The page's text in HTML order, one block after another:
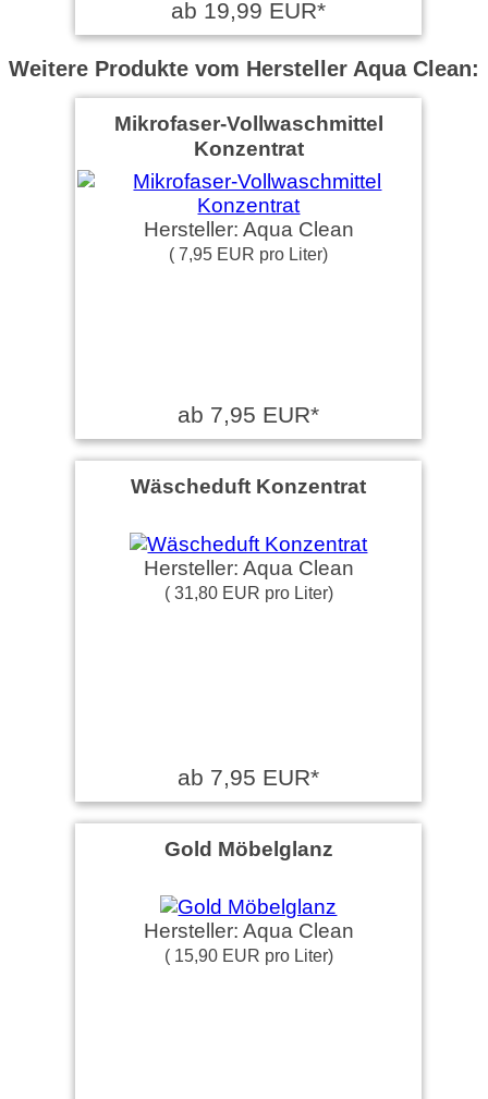
ab 19,99 EUR*
Weitere Produkte vom Hersteller Aqua Clean:
Mikrofaser-Vollwaschmittel
Konzentrat
Hersteller: Aqua Clean
( 7,95 EUR pro Liter)
ab 7,95 EUR*
Wäscheduft Konzentrat
Hersteller: Aqua Clean
( 31,80 EUR pro Liter)
ab 7,95 EUR*
Gold Möbelglanz
Hersteller: Aqua Clean
( 15,90 EUR pro Liter)